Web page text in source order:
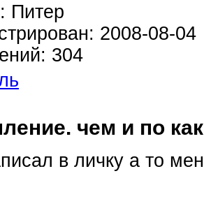
Питер
2008-08-04
304
чем и по
в личку а то